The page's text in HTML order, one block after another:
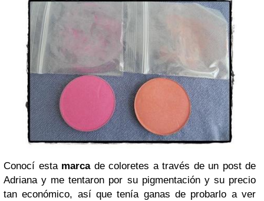
Conocí esta marcade coloretes a través de un post de
Adriana y me tentaron por su pigmentación y su precio
tan económico, así que tenía ganas de probarlo a ver